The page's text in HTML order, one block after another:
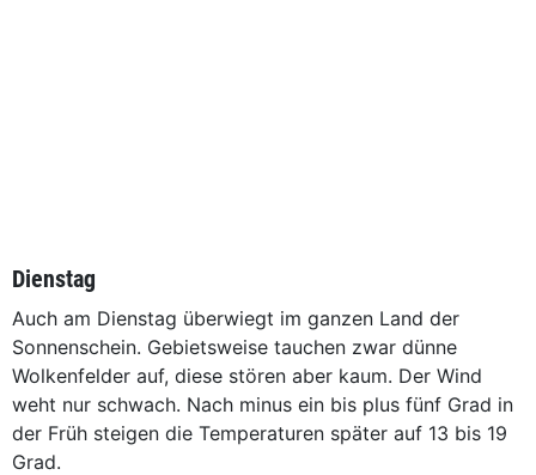
Dienstag
Auch am Dienstag überwiegt im ganzen Land der
Sonnenschein. Gebietsweise tauchen zwar dünne
Wolkenfelder auf, diese stören aber kaum. Der Wind
weht nur schwach. Nach minus ein bis plus fünf Grad in
der Früh steigen die Temperaturen später auf 13 bis 19
Grad.